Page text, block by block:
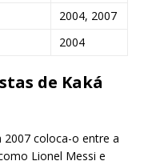
2004, 2007
2004
de Kaká
2007 coloca-o entre a
Lionel Messi e